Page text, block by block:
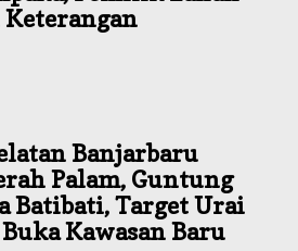
Banjarbaru
Palam, Guntung
Batibati, Target Urai
Kawasan Baru